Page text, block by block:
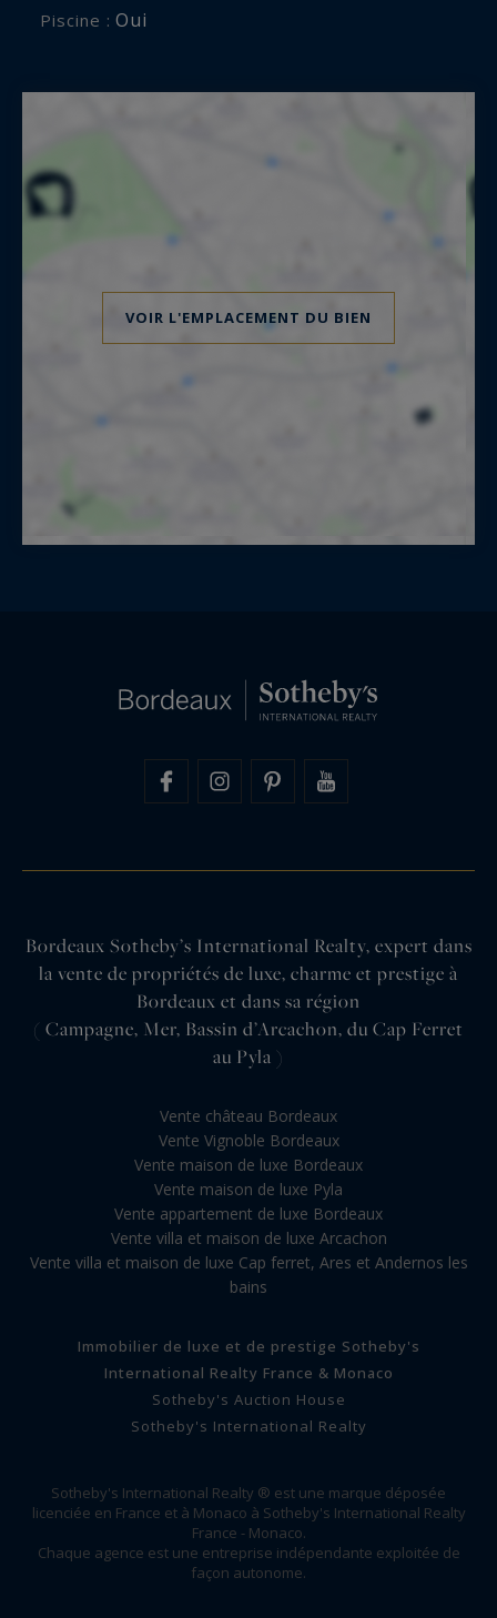
Piscine : Oui
VOIR L'EMPLACEMENT DU BIEN
Bordeaux Sotheby’s International Realty, expert dans
la vente de propriétés de luxe, charme et prestige à
Bordeaux et dans sa région
( Campagne, Mer, Bassin d’Arcachon, du Cap Ferret
au Pyla )
Vente château Bordeaux
Vente Vignoble Bordeaux
Vente maison de luxe Bordeaux
Vente maison de luxe Pyla
Vente appartement de luxe Bordeaux
Vente villa et maison de luxe Arcachon
Vente villa et maison de luxe Cap ferret, Ares et Andernos les
bains
Immobilier de luxe et de prestige Sotheby's
International Realty France & Monaco
Sotheby's Auction House
Sotheby's International Realty
Sotheby's International Realty ® est une marque déposée
licenciée en France et à Monaco à Sotheby's International Realty
France - Monaco.
Chaque agence est une entreprise indépendante exploitée de
façon autonome.